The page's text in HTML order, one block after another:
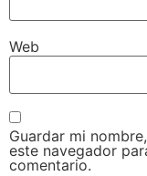
Web
Guardar mi
este navegador
comentario.